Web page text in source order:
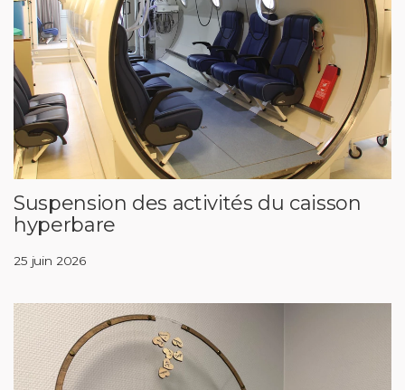
Suspension des activités du caisson
hyperbare
25 juin 2026